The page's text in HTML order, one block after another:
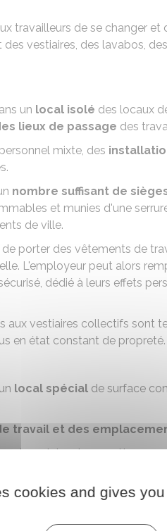
travailleurs de se changer et
vestiaires, des lavabos,
un local isolé des locaux
lieux de passage des
mixte, des
nombre suffisant de
et munies d'une
de ville.
porter des vêtements de
L'employeur peut alors
dédié à leurs effets
aux vestiaires collectifs sont
en état constant de propreté.
local spécial de surface
travail et des
doivent permettre un
10 travailleursau plus.
cookies and gives